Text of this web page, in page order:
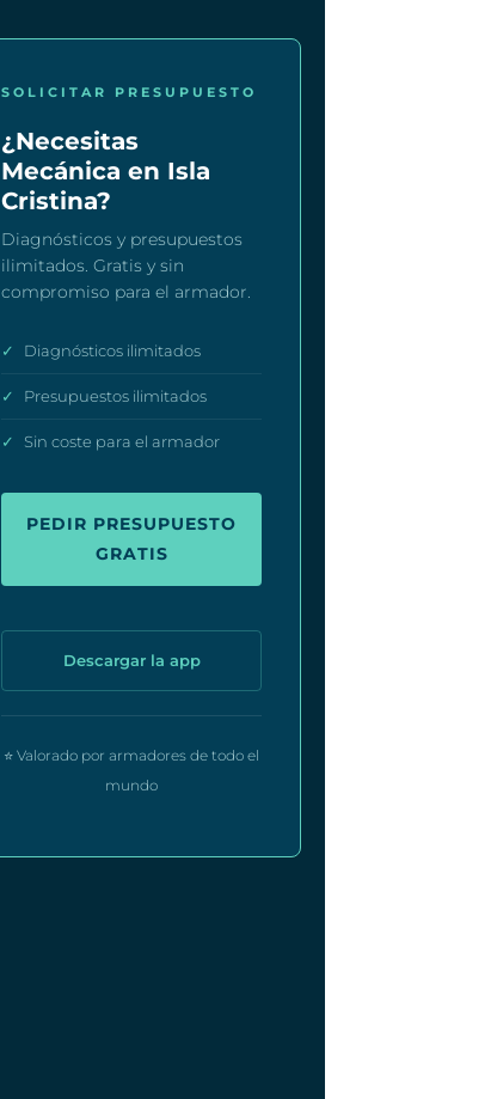
SOLICITAR PRESUPUESTO
¿Necesitas
Mecánica en Isla
Cristina?
Diagnósticos y presupuestos
ilimitados. Gratis y sin
compromiso para el armador.
✓ Diagnósticos ilimitados
✓ Presupuestos ilimitados
✓ Sin coste para el armador
PEDIR PRESUPUESTO
GRATIS
Descargar la app
⭐ Valorado por armadores de todo el
mundo